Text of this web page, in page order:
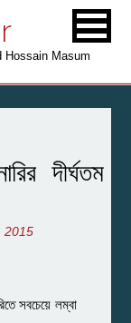
Hossain Masum
দীর্ঘতম
2015
সবচেয়ে লম্বা